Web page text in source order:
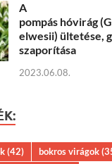
A
pompás hóvirág
elwesii) ültetése,
szaporítása
2023.06.08.
(42) bokros virágok